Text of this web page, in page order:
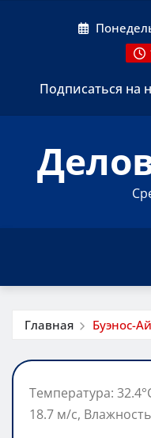
Подписаться на
Главная Буэнос-
Температура:
18.7 м/с,